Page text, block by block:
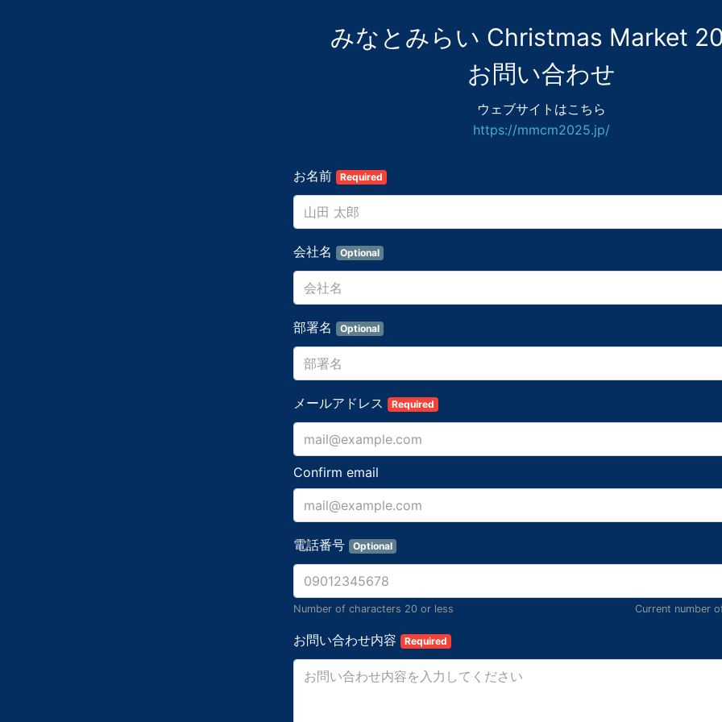
みなとみらい Christmas Market
お問い合わせ
ウェブサイトはこちら
https://mmcm2025.jp/
お名前 Required
会社名 Optional
部署名 Optional
メールアドレス Required
Confirm email
電話番号 Optional
Number of characters 20 or less Current number
お問い合わせ内容 Required